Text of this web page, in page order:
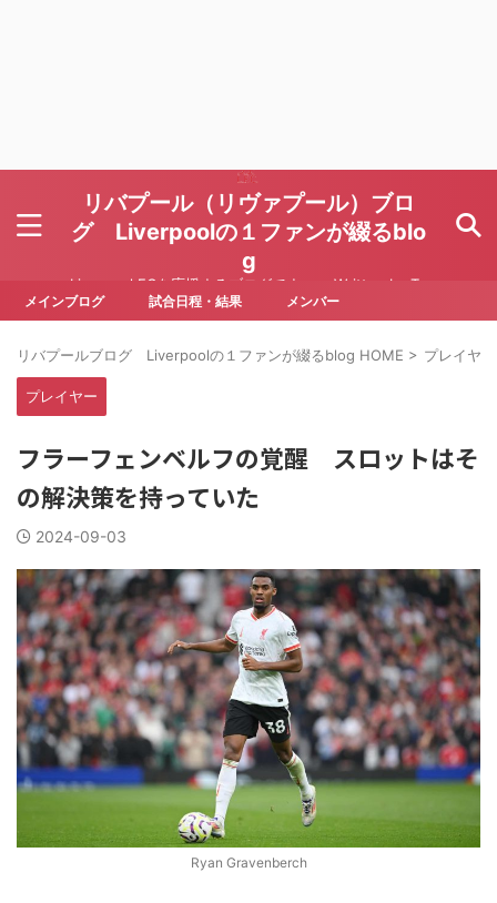
リバプール（リヴァプール）ブロ
グ Liverpoolの１ファンが綴るblo
g
Liverpool FCを応援するブログです Written by To
ru Yoda
メインブログ 試合日程・結果 メンバー
リバプールブログ Liverpoolの１ファンが綴るblog HOME > プレイヤー
プレイヤー
フラーフェンベルフの覚醒 スロットはそ
の解決策を持っていた
2024-09-03
Ryan Gravenberch